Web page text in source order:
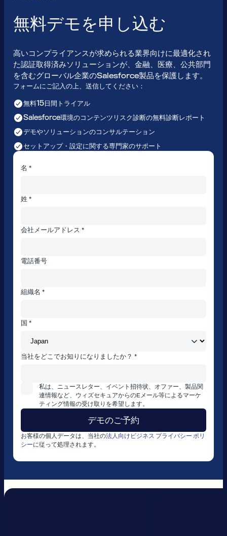
無料デモを申し込む
高いコンプライアンスが求められる業界向けに最適化され
た認証取得済みソリューションが、金融、医療、公共部門
を含むグローバル企業のSalesforce製品を保護します。
フォームにご記入の上、送信してください：
無料15日間トライアル
Salesforce環境のコンテンツリスク診断の無料診断レポート
デモやソリューションのコンサルテーション
セットアップ・設定に関する専門家のサポート
名 *
姓 *
会社メールアドレス *
電話番号
組織名 *
国 *
当社をどこでお知りになりましたか？ *
私は、ニュースレター、イベント招待状、オファー、製品関
連情報など、ウィズセキュアからのEメール等によるマーケ
ティング情報の受け取りを希望します。
お客様の個人データは、当社の法人向けビジネス プライバシー ポリ
シーに従って処理されます。